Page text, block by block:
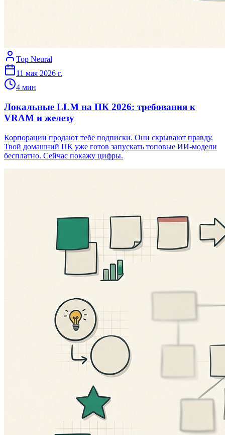
Top Neural
11 мая 2026 г.
4 мин
Локальные LLM на ПК 2026: требования к
VRAM и железу
Корпорации продают тебе подписки. Они скрывают правду.
Твой домашний ПК уже готов запускать топовые ИИ-модели
бесплатно. Сейчас покажу цифры.